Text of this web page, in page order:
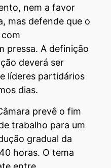
nem a favor
mas defende que o
pressa. A definição
deverá ser
líderes partidários
dias.
prevê o fim
trabalho para um
gradual da
horas. O tema